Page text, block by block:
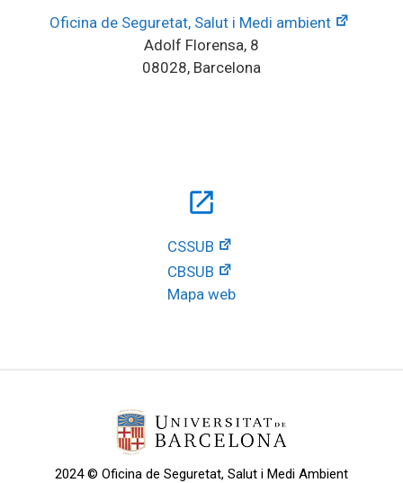
Oficina de Seguretat, Salut i Medi ambient
Adolf Florensa, 8
08028, Barcelona
open_in_new
CSSUB
CBSUB
Mapa web
2024 © Oficina de Seguretat, Salut i Medi Ambient